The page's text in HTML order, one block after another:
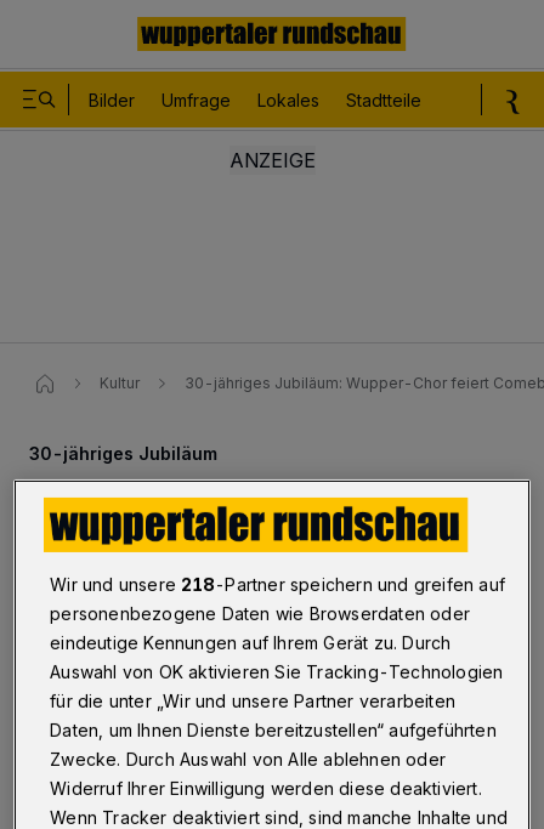
Bilder Umfrage Lokales Stadtteile
Kultur 30-jähriges Jubiläum​: Wupper-Chor feiert
30-jähriges Jubiläum
Wupper-Chor feiert Comeback
mit Orff
Wuppertal·2022 feierte der Wupper-Chor sein 30-
jähriges Jubiläum. Was dem Ensemble im vergangenen
Jahr bedingt durch den Tod seines langjährigen
Chorleiters Marcus Matuszewski nicht möglich war, holt
es jetzt unter seiner neuen musikalischen Leiterin Petra
Rützenhoff-Berg mit einem exklusiven Jubiläums-
Benefizkonzert am Samstag (18. November 2023) um
18 Uhr im Forum der Gesamtschule Langerfeld an der
Heinrich-Böll-Straße nach.
Wir und unsere 218-Partner speichern und greifen auf
personenbezogene Daten wie Browserdaten oder
eindeutige Kennungen auf Ihrem Gerät zu. Durch
Auswahl von OK aktivieren Sie Tracking-Technologien
für die unter „Wir und unsere Partner verarbeiten
Daten, um Ihnen Dienste bereitzustellen“ aufgeführten
Zwecke. Durch Auswahl von Alle ablehnen oder
Widerruf Ihrer Einwilligung werden diese deaktiviert.
Wenn Tracker deaktiviert sind, sind manche Inhalte und